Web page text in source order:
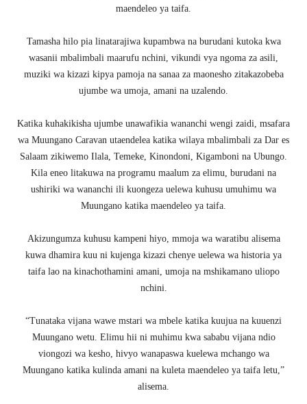
maendeleo ya taifa.
Tamasha hilo pia linatarajiwa kupambwa na burudani kutoka kwa
wasanii mbalimbali maarufu nchini, vikundi vya ngoma za asili,
muziki wa kizazi kipya pamoja na sanaa za maonesho zitakazobeba
ujumbe wa umoja, amani na uzalendo.
Katika kuhakikisha ujumbe unawafikia wananchi wengi zaidi, msafara
wa Muungano Caravan utaendelea katika wilaya mbalimbali za Dar es
Salaam zikiwemo Ilala, Temeke, Kinondoni, Kigamboni na Ubungo.
Kila eneo litakuwa na programu maalum za elimu, burudani na
ushiriki wa wananchi ili kuongeza uelewa kuhusu umuhimu wa
Muungano katika maendeleo ya taifa.
Akizungumza kuhusu kampeni hiyo, mmoja wa waratibu alisema
kuwa dhamira kuu ni kujenga kizazi chenye uelewa wa historia ya
taifa lao na kinachothamini amani, umoja na mshikamano uliopo
nchini.
“Tunataka vijana wawe mstari wa mbele katika kuujua na kuuenzi
Muungano wetu. Elimu hii ni muhimu kwa sababu vijana ndio
viongozi wa kesho, hivyo wanapaswa kuelewa mchango wa
Muungano katika kulinda amani na kuleta maendeleo ya taifa letu,”
alisema.